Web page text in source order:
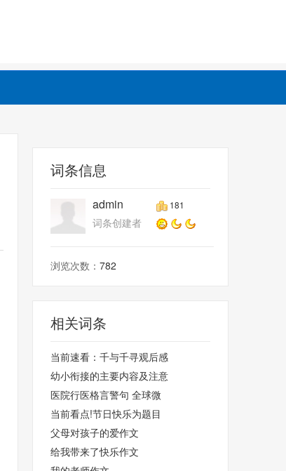
词条信息
admin 181
词条创建者
浏览次数： 782
相关词条
当前速看：千与千寻观后感
幼小衔接的主要内容及注意
医院行医格言警句 全球微
当前看点!节日快乐为题目
父母对孩子的爱作文
给我带来了快乐作文